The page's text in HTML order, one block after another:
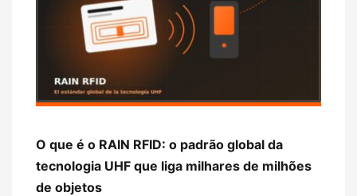
O que é o RAIN RFID: o padrão global da
tecnologia UHF que liga milhares de milhões
de objetos